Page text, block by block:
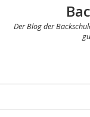
Der Blog der